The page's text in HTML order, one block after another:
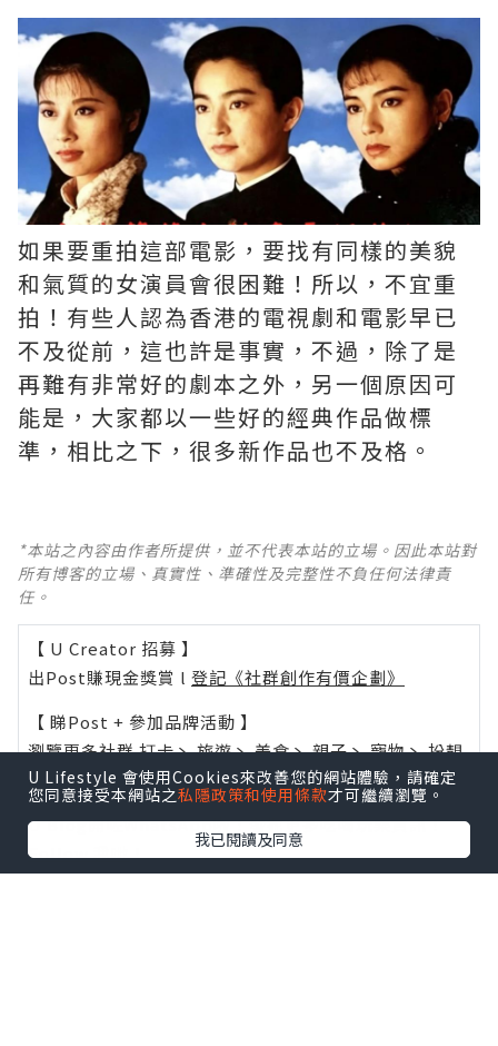
如果要重拍這部電影，要找有同樣的美貌
和氣質的女演員會很困難！所以，不宜重
拍！有些人認為香港的電視劇和電影早已
不及從前，這也許是事實，不過，除了是
再難有非常好的劇本之外，另一個原因可
能是，大家都以一些好的經典作品做標
準，相比之下，很多新作品也不及格。 ​​​
*本站之內容由作者所提供，並不代表本站的立場。因此本站對
所有博客的立場、真實性、準確性及完整性不負任何法律責
任。
【 U Creator 招募 】
出Post賺現金獎賞 l 登記《社群創作有價企劃》
【 睇Post + 參加品牌活動 】
瀏覽更多社群打卡丶旅遊丶美食丶親子丶寵物丶扮靚
攻略及活動情報
U Blog開咗WhatsApp啦！發掘更多吃喝玩樂資訊！
Follow 我哋！
U Lifestyle 會使用Cookies來改善您的網站體驗，請確定
您同意接受本網站之私隱政策和使用條款才可繼續瀏覽。
我已閱讀及同意